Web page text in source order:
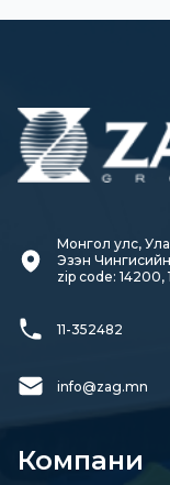
Монгол улс,
Эзэн
zip code: 14200,
11-352482
info@zag.mn
Компани